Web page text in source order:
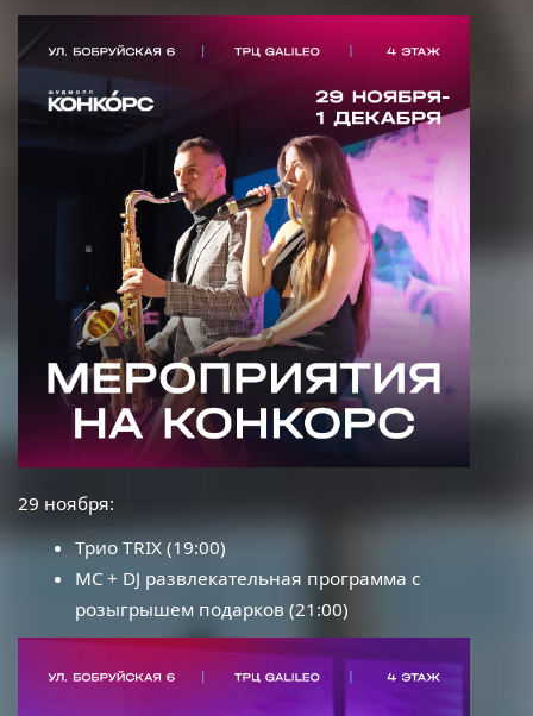
29 ноября:
Трио TRIX (19:00)
MC + DJ развлекательная программа с
розыгрышем подарков (21:00)